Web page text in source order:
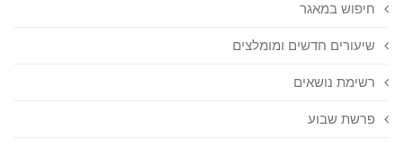
חיפוש במאגר
שיעורים חדשים ומומלצים
רשימת נושאים
פרשת שבוע